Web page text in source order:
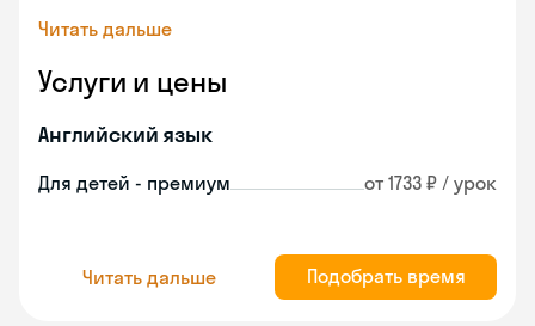
Читать дальше
Услуги и цены
Английский язык
Для детей - премиум от 1733 ₽ / урок
Читать дальше Подобрать время